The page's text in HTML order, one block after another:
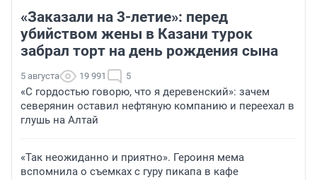
«Заказали на 3-летие»: перед
убийством жены в Казани турок
забрал торт на день рождения сына
5 августа 19 991 5
«С гордостью говорю, что я деревенский»: зачем
северянин оставил нефтяную компанию и переехал в
глушь на Алтай
«Так неожиданно и приятно». Героиня мема
вспомнила о съемках с гуру пикапа в кафе